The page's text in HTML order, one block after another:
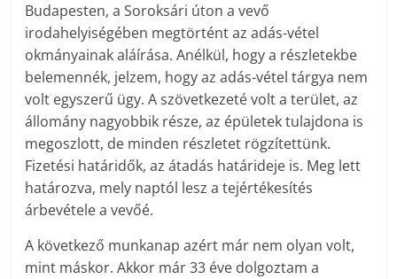
Budapesten, a Soroksári úton a vevő
irodahelyiségében megtörtént az adás-vétel
okmányainak aláírása. Anélkül, hogy a részletekbe
belemennék, jelzem, hogy az adás-vétel tárgya nem
volt egyszerű ügy. A szövetkezeté volt a terület, az
állomány nagyobbik része, az épületek tulajdona is
megoszlott, de minden részletet rögzítettünk.
Fizetési határidők, az átadás határideje is. Meg lett
határozva, mely naptól lesz a tejértékesítés
árbevétele a vevőé.
A következő munkanap azért már nem olyan volt,
mint máskor. Akkor már 33 éve dolgoztam a